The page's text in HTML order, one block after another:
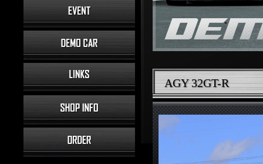
AGY 32GT-R